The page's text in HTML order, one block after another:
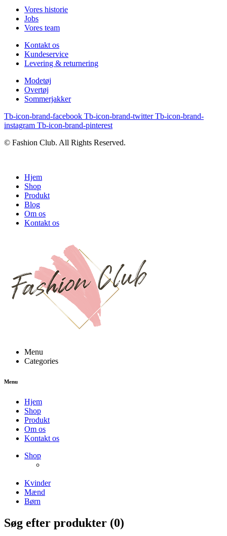
Vores historie
Jobs
Vores team
Kontakt os
Kundeservice
Levering & returnering
Modetøj
Overtøj
Sommerjakker
Tb-icon-brand-facebook Tb-icon-brand-twitter Tb-icon-brand-
instagram Tb-icon-brand-pinterest
© Fashion Club. All Rights Reserved.
Hjem
Shop
Produkt
Blog
Om os
Kontakt os
Menu
Categories
Menu
Hjem
Shop
Produkt
Om os
Kontakt os
Shop
Kvinder
Mænd
Børn
Søg efter produkter (0)